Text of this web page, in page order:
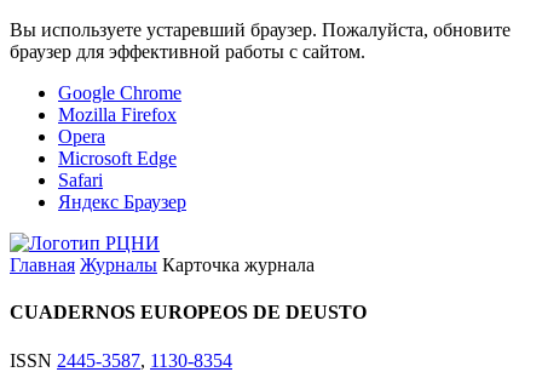
Вы используете устаревший браузер. Пожалуйста, обновите
браузер для эффективной работы с сайтом.
Google Chrome
Mozilla Firefox
Opera
Microsoft Edge
Safari
Яндекс Браузер
Главная Журналы Карточка журнала
CUADERNOS EUROPEOS DE DEUSTO
ISSN 2445-3587, 1130-8354